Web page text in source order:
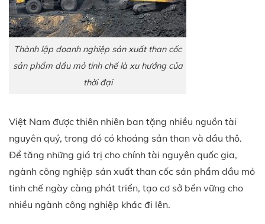
Thành lập doanh nghiệp sản xuất than cốc
sản phẩm dầu mỏ tinh chế là xu hướng của
thời đại
Việt Nam được thiên nhiên ban tặng nhiều nguồn tài
nguyên quý, trong đó có khoáng sản than và dầu thô.
Để tăng những giá trị cho chính tài nguyên quốc gia,
ngành công nghiệp sản xuất than cốc sản phẩm dầu mỏ
tinh chế ngày càng phát triển, tạo cơ sở bền vững cho
nhiều ngành công nghiệp khác đi lên.